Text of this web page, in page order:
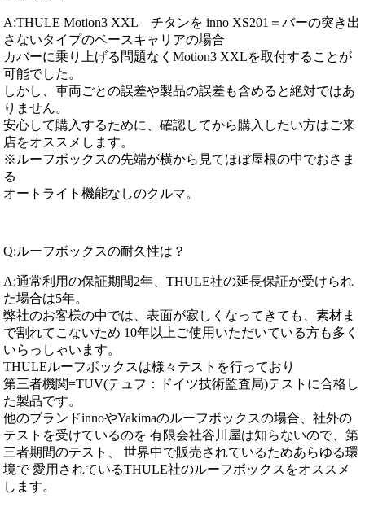
A:THULE Motion3 XXL チタンを inno XS201＝バーの突き出
さないタイプのベースキャリアの場合
カバーに乗り上げる問題なくMotion3 XXLを取付することが
可能でした。
しかし、車両ごとの誤差や製品の誤差も含めると絶対ではあ
りません。
安心して購入するために、確認してから購入したい方はご来
店をオススメします。
※ルーフボックスの先端が横から見てほぼ屋根の中でおさま
る
オートライト機能なしのクルマ。
Q:ルーフボックスの耐久性は？
A:通常利用の保証期間2年、THULE社の延長保証が受けられ
た場合は5年。
弊社のお客様の中では、表面が寂しくなってきても、素材ま
で割れてこないため 10年以上ご使用いただいている方も多く
いらっしゃいます。
THULEルーフボックスは様々テストを行っており
第三者機関=TUV(テュフ：ドイツ技術監査局)テストに合格し
た製品です。
他のブランドinnoやYakimaのルーフボックスの場合、社外の
テストを受けているのを 有限会社谷川屋は知らないので、第
三者期間のテスト、 世界中で販売されているためあらゆる環
境で 愛用されているTHULE社のルーフボックスをオススメ
します。